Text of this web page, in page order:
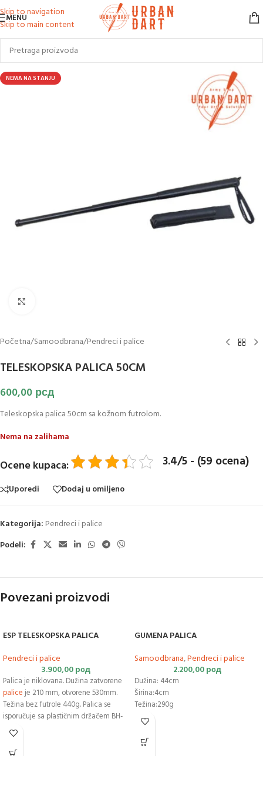
Skip to navigation
Skip to main content
MENU
NEMA NA STANJU
Početna/Samoodbrana/Pendreci i palice
TELESKOPSKA PALICA 50CM
600,00 рсд
Teleskopska palica 50cm sa kožnom futrolom.
Nema na zalihama
Ocene kupaca: 3.4/5 - (59 ocena)
Uporedi Dodaj u omiljeno
Kategorija: Pendreci i palice
Podeli:
Povezani proizvodi
ESP TELESKOPSKA PALICA
Pendreci i palice
3.900,00рсд
Palica je niklovana. Dužina zatvorene
paliceje 210 mm, otvorene 530mm.
Težina bez futrole 440g. Palica se
isporučuje sa plastičnim držačem BH-
02, za koji je odobren evropski patent
(EP 1832834)
GUMENA PALICA
Samoodbrana,Pendreci i palice
2.200,00рсд
Dužina: 44cm
Širina:4cm
Težina:290g